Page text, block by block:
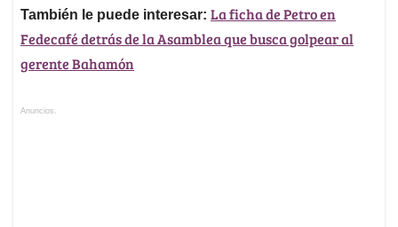
También le puede interesar: La ficha de Petro en
Fedecafé detrás de la Asamblea que busca golpear al
gerente Bahamón
Anuncios.